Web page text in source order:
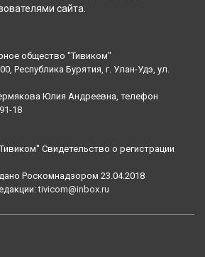
сайта.
общество "Тивиком"
Республика Бурятия, г. Улан-Удэ, ул.
Юлия Андреевна, телефон
18
Свидетельство о регистрации
Роскомнадзором 23.04.2018
tivicom@inbox.ru